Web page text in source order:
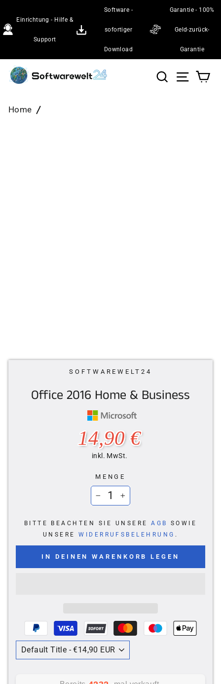
Inhalt
Einrichtung - Hilfe &
Support
Software -
sofortiger
Download
Garantie - 100%
Geld-zurück-
Garantie
Suche
Home
SOFTWAREWELT24
Office 2016 Home & Business
14,90 €
inkl. MwSt.
MENGE
BITTE BEACHTEN SIE UNSEREAGB
SOWIE
UNSEREWIDERRUFSBELEHRUNG .
IN DEINEN WARENKORB LEGEN